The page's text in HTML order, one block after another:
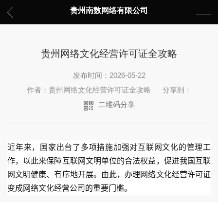
贵州南数网络有限公司
贵州网络文化经营许可证全攻略
发布时间：2026-05-22
作者：贵州网络文化经营许可证全攻略
分享到：
二维码分享
近年来，国家出台了多项措施加强对互联网文化的管理工
作，以此来保障互联网文明单位的合法权益，促进我国互联
网文明健康、有序地开展。由此，办理网络文化经营许可证
变成网络文化经营公司的重要门槛。